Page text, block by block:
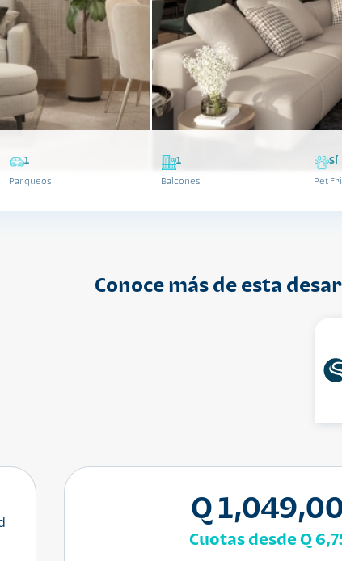
1
Parqueos
1
Balcones
Sí
Pet
Conoce más de esta
Q
Cuotas desdeQ